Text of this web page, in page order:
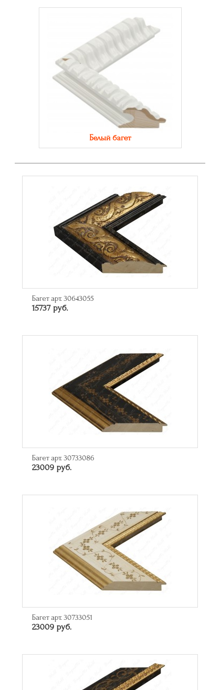
Белый багет
Багет арт. 30643055
15737 руб.
Багет арт. 30733086
23009 руб.
Багет арт. 30733051
23009 руб.